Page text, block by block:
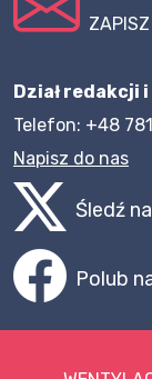
Dział redakcji
Telefon: +48
Napisz do nas
Śledź
Polub